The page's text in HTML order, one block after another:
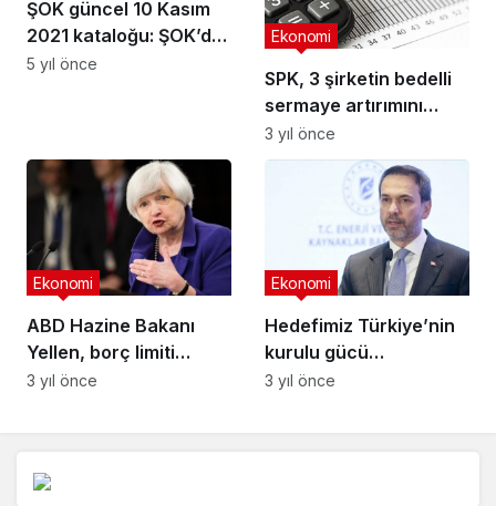
ŞOK güncel 10 Kasım
2021 kataloğu: ŞOK’da
bu hafta neler var?
5 yıl önce
SPK, 3 şirketin bedelli
sermaye artırımını
onayladı
Ekonomi
3 yıl önce
ABD Hazine Bakanı
Yellen, borç limiti
konusunda yeniden
Ekonomi
3 yıl önce
Hedefimiz Türkiye’nin
kurulu gücü
içerisindeki
Ekonomi
3 yıl önce